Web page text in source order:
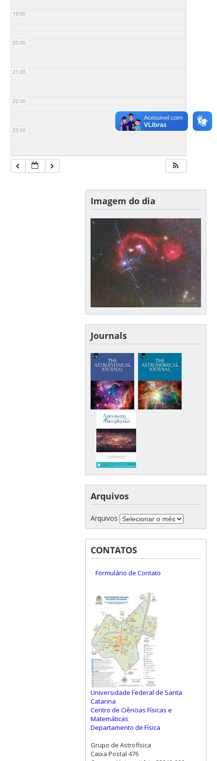
19:00
20:00
21:00
22:00
23:00
Imagem do dia
Journals
Arquivos
Arquivos
CONTATOS
Formulário de Contato
Universidade Federal de Santa
Catarina
Centro de Ciências Físicas e
Matemáticas
Departamento de Física
Grupo de Astrofísica
Caixa Postal 476